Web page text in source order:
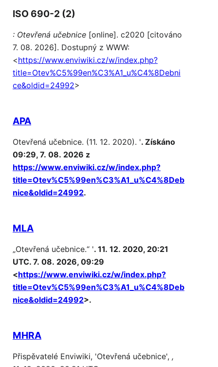
ISO 690-2 (2)
: Otevřená učebnice [online]. c2020 [citováno
7. 08. 2026]. Dostupný z WWW:
<https://www.enviwiki.cz/w/index.php?
title=Otev%C5%99en%C3%A1_u%C4%8Debni
ce&oldid=24992>
APA
Otevřená učebnice. (11. 12. 2020). '. Získáno
09:29, 7. 08. 2026 z
https://www.enviwiki.cz/w/index.php?
title=Otev%C5%99en%C3%A1_u%C4%8Deb
nice&oldid=24992.
MLA
„Otevřená učebnice.“ '. 11. 12. 2020, 20:21
UTC. 7. 08. 2026, 09:29
<https://www.enviwiki.cz/w/index.php?
title=Otev%C5%99en%C3%A1_u%C4%8Deb
nice&oldid=24992>.
MHRA
Přispěvatelé Enviwiki, 'Otevřená učebnice', ,